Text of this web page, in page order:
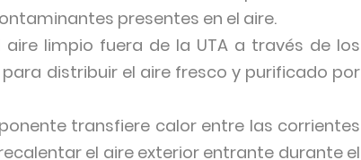
presentes en el aire.
limpio fuera de la UTA a través de los
distribuir el aire fresco y purificado por
transfiere calor entre las corrientes
el aire exterior entrante durante el